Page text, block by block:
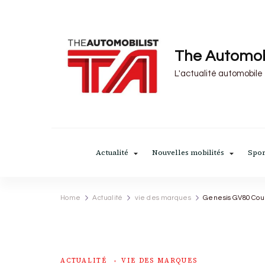
The
L'actualité automobile
Actualité Nouvelles mobilités
Home Actualité vie des marques Genesis GV80
ACTUALITÉ VIE DES MARQUES